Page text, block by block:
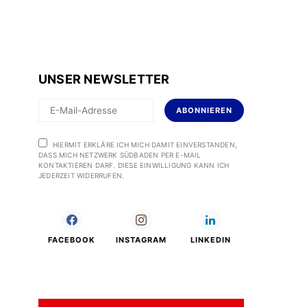
UNSER NEWSLETTER
ABONNIEREN
HIERMIT ERKLÄRE ICH MICH DAMIT EINVERSTANDEN,
DASS MICH NETZWERK SÜDBADEN PER E-MAIL
KONTAKTIEREN DARF. DIESE EINWILLIGUNG KANN ICH
JEDERZEIT WIDERRUFEN.
FACEBOOK INSTAGRAM LINKEDIN